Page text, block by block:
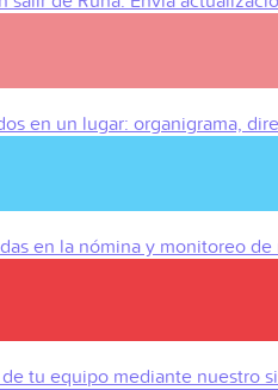
en un lugar: organigrama,
en la nómina y monitoreo
tu equipo mediante nuestro